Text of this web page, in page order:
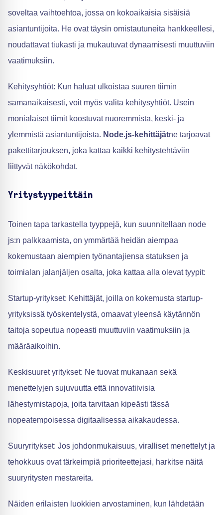
soveltaa vaihtoehtoa, jossa on kokoaikaisia sisäisiä
asiantuntijoita. He ovat täysin omistautuneita hankkeellesi,
noudattavat tiukasti ja mukautuvat dynaamisesti muuttuviin
vaatimuksiin.
Kehitysyhtiöt: Kun haluat ulkoistaa suuren tiimin
samanaikaisesti, voit myös valita kehitysyhtiöt. Usein
monialaiset tiimit koostuvat nuoremmista, keski- ja
ylemmistä asiantuntijoista. Node.js-kehittäjätne tarjoavat
pakettitarjouksen, joka kattaa kaikki kehitystehtäviin
liittyvät näkökohdat.
Yritystyypeittäin
Toinen tapa tarkastella tyyppejä, kun suunnitellaan node
js:n palkkaamista, on ymmärtää heidän aiempaa
kokemustaan aiempien työnantajiensa statuksen ja
toimialan jalanjäljen osalta, joka kattaa alla olevat tyypit:
Startup-yritykset: Kehittäjät, joilla on kokemusta startup-
yrityksissä työskentelystä, omaavat yleensä käytännön
taitoja sopeutua nopeasti muuttuviin vaatimuksiin ja
määräaikoihin.
Keskisuuret yritykset: Ne tuovat mukanaan sekä
menettelyjen sujuvuutta että innovatiivisia
lähestymistapoja, joita tarvitaan kipeästi tässä
nopeatempoisessa digitaalisessa aikakaudessa.
Suuryritykset: Jos johdonmukaisuus, viralliset menettelyt ja
tehokkuus ovat tärkeimpiä prioriteettejasi, harkitse näitä
suuryritysten mestareita.
Näiden erilaisten luokkien arvostaminen, kun lähdetään